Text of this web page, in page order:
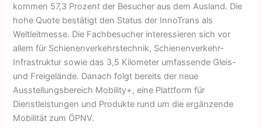
kommen 57,3 Prozent der Besucher aus dem Ausland. Die
hohe Quote bestätigt den Status der InnoTrans als
Weltleitmesse. Die Fachbesucher interessieren sich vor
allem für Schienenverkehrstechnik, Schienenverkehr-
Infrastruktur sowie das 3,5 Kilometer umfassende Gleis-
und Freigelände. Danach folgt bereits der neue
Ausstellungsbereich Mobility+, eine Plattform für
Dienstleistungen und Produkte rund um die ergänzende
Mobilität zum ÖPNV.